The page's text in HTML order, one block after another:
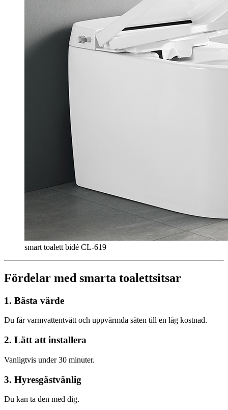
smart toalett bidé CL-619
Fördelar med smarta toalettsitsar
1. Bästa värde
Du får varmvattentvätt och uppvärmda säten till en låg kostnad.
2. Lätt att installera
Vanligtvis under 30 minuter.
3. Hyresgästvänlig
Du kan ta den med dig.